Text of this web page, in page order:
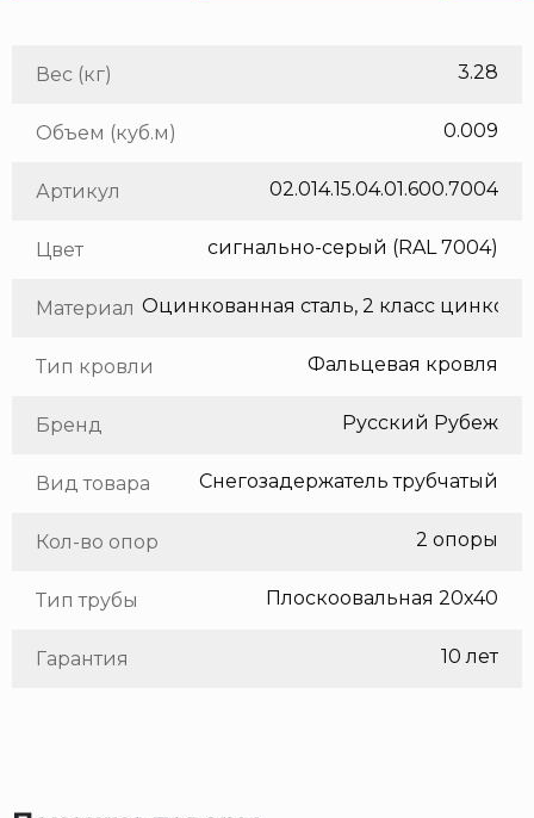
Вес (кг) 3.28
Объем (куб.м) 0.009
Артикул 02.014.15.04.01.600.7004
Цвет сигнально-серый (RAL 7004)
Материал
Тип кровли Фальцевая кровля
Бренд Русский Рубеж
Вид товара Снегозадержатель трубчатый
Кол-во опор 2 опоры
Тип трубы Плоскоовальная 20х40
Гарантия 10 лет